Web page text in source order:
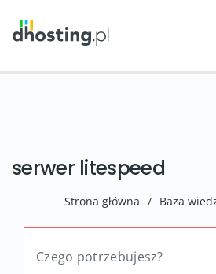
serwer litespeed
Strona główna / Baza